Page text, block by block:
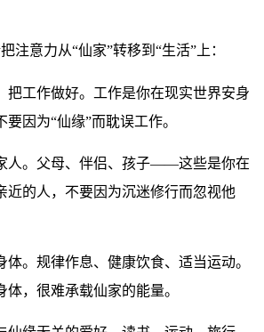
注意力从“仙家”转移到“生活”上：
把工作做好。工作是你在现实世界安身
要因为“仙缘”而耽误工作。
人。父母、伴侣、孩子——这些是你在
近的人，不要因为沉迷修行而忽视他
体。规律作息、健康饮食、适当运动。
体，很难承载仙家的能量。